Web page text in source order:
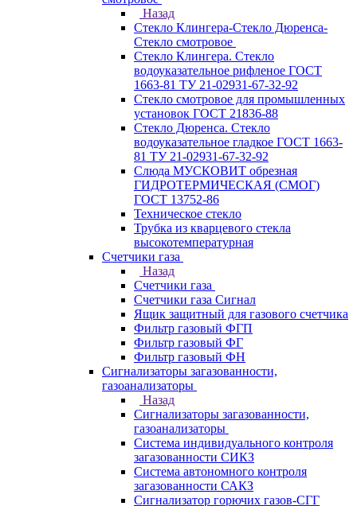
Назад
Стекло Клингера-Стекло Дюренса-
Стекло смотровое
Стекло Клингера. Стекло
водоуказательное рифленое ГОСТ
1663-81 ТУ 21-02931-67-32-92
Стекло смотровое для промышленных
установок ГОСТ 21836-88
Стекло Дюренса. Стекло
водоуказательное гладкое ГОСТ 1663-
81 ТУ 21-02931-67-32-92
Слюда МУСКОВИТ обрезная
ГИДРОТЕРМИЧЕСКАЯ (СМОГ)
ГОСТ 13752-86
Техническое стекло
Трубка из кварцевого стекла
высокотемпературная
Счетчики газа
Назад
Счетчики газа
Счетчики газа Сигнал
Ящик защитный для газового счетчика
Фильтр газовый ФГП
Фильтр газовый ФГ
Фильтр газовый ФН
Сигнализаторы загазованности,
газоанализаторы
Назад
Сигнализаторы загазованности,
газоанализаторы
Система индивидуального контроля
загазованности СИКЗ
Система автономного контроля
загазованности САКЗ
Сигнализатор горючих газов-СГГ